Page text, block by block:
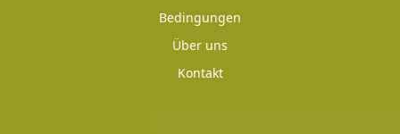
Bedingungen
Über uns
Kontakt